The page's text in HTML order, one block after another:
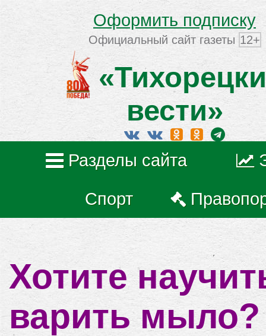
Оформить подписку
Официальный сайт газеты 12+
вести»
Разделы сайта
Спорт
Хотите
варить мыло?